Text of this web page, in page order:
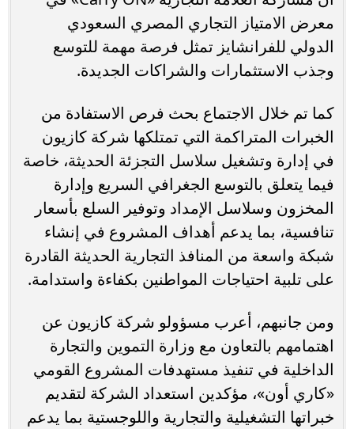
معرض الامتياز التجاري المصري السعودي
الدولي للفرانشايز تمثل فرصة مهمة للتوسع
وجذب الاستثمارات والشراكات الجديدة.
كما تم خلال الاجتماع بحث فرص الاستفادة من
الخبرات المتراكمة التي تمتلكها شركة كازيون
في إدارة وتشغيل سلاسل التجزئة الحديثة، خاصة
فيما يتعلق بالتوسع الجغرافي السريع وإدارة
المخزون وسلاسل الإمداد وتوفير السلع بأسعار
تنافسية، بما يدعم أهداف المشروع في إنشاء
شبكة واسعة من المنافذ التجارية الحديثة القادرة
على تلبية احتياجات المواطنين بكفاءة واستدامة.
ومن جانبهم، أعرب مسؤولو شركة كازيون عن
اهتمامهم بالتعاون مع وزارة التموين والتجارة
الداخلية في تنفيذ مستهدفات المشروع القومي
«كاري أون»، مؤكدين استعداد الشركة لتقديم
خبراتها التشغيلية والتجارية واللوجستية بما يدعم